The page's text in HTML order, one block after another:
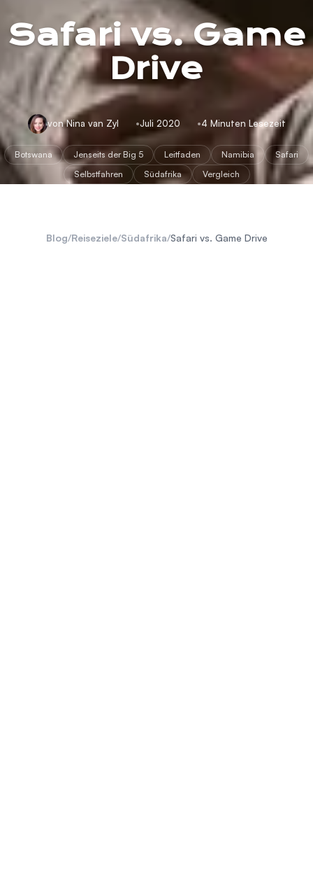
Safari vs. Game
Drive
von Nina van Zyl Juli 2020 4 Minuten Lesezeit
Botswana Jenseits der Big 5 Leitfaden Namibia
Safari
Selbstfahren
Südafrika Vergleich
Blog/Reiseziele/Südafrika/Safari vs. Game Drive